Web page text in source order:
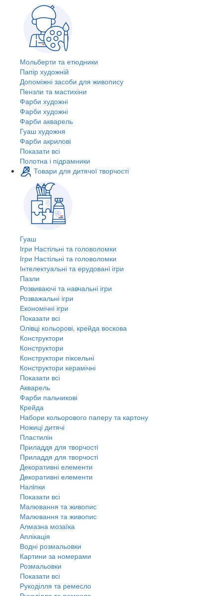
Мольберти та етюдники
Папір художній
Допоміжні засоби для живопису
Пензли та мастихіни
Фарби художні
Фарби художні
Фарби акварель
Гуаш художня
Фарби акрилові
Показати всі
Полотна і підрамники
Товари для дитячої творчості
Гуаш
Ігри Настільні та головоломки
Ігри Настільні та головоломки
Інтелектуальні та ерудовані ігри
Пазли
Розвиваючі та навчальні ігри
Розважальні ігри
Економічні ігри
Показати всі
Олівці кольорові, крейда воскова
Конструктори
Конструктори
Конструктори піксельні
Конструктори керамічні
Показати всі
Акварель
Фарби пальчикові
Крейда
Набори кольорового паперу та картону
Ножиці дитячі
Пластилін
Приладдя для творчості
Приладдя для творчості
Декоративні елементи
Декоративні елементи
Налiпки
Показати всі
Малювання та живопис
Малювання та живопис
Алмазна мозаїка
Аплікація
Водні розмальовки
Картини за номерами
Розмальовки
Показати всі
Рукоділля та ремесло